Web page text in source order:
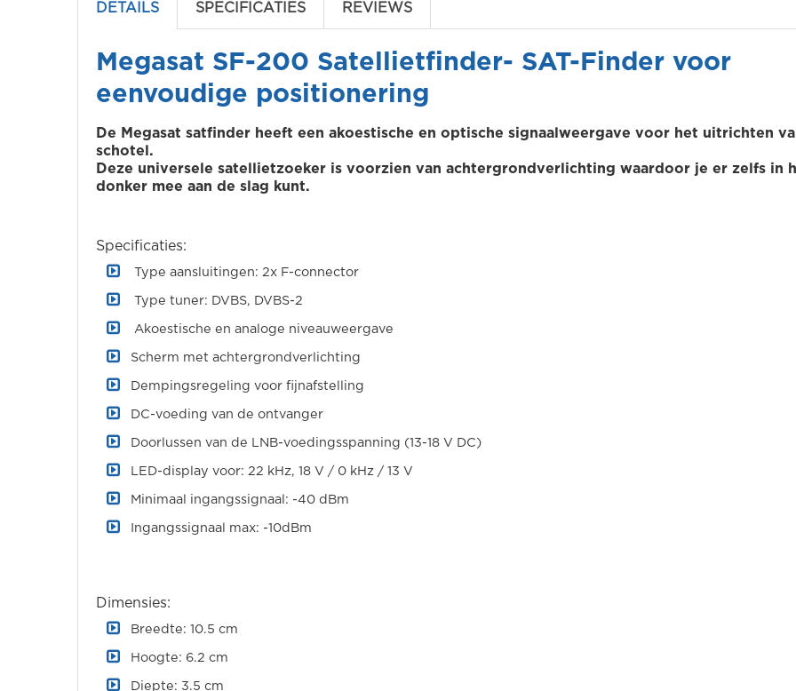
DETAILS SPECIFICATIES REVIEWS
Megasat SF-200 Satellietfinder- SAT-Finder voor
eenvoudige positionering
De Megasat satfinder heeft een akoestische en optische signaalweergave voor het uitrichten
schotel.
Deze universele satellietzoeker is voorzien van achtergrondverlichting waardoor je er zelfs in
donker mee aan de slag kunt.
Specificaties:
Type aansluitingen: 2x F-connector
Type tuner: DVBS, DVBS-2
Akoestische en analoge niveauweergave
Scherm met achtergrondverlichting
Dempingsregeling voor fijnafstelling
DC-voeding van de ontvanger
Doorlussen van de LNB-voedingsspanning (13-18 V DC)
LED-display voor: 22 kHz, 18 V / 0 kHz / 13 V
Minimaal ingangssignaal: -40 dBm
Ingangssignaal max: -10dBm
Dimensies:
Breedte: 10.5 cm
Hoogte: 6.2 cm
Diepte: 3.5 cm